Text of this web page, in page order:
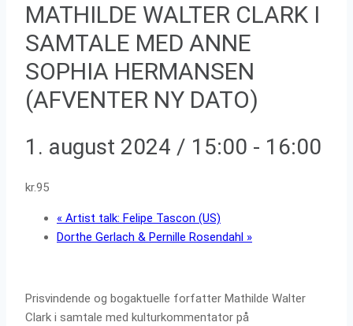
MATHILDE WALTER CLARK I
SAMTALE MED ANNE
SOPHIA HERMANSEN
(AFVENTER NY DATO)
1. august 2024 / 15:00 - 16:00
kr.95
« Artist talk: Felipe Tascon (US)
Dorthe Gerlach & Pernille Rosendahl »
Prisvindende og bogaktuelle forfatter Mathilde Walter
Clark i samtale med kulturkommentator på